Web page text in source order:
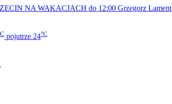
NA WAKACJACH do 12:00 Grzegorz Lament
pojutrze 24°C